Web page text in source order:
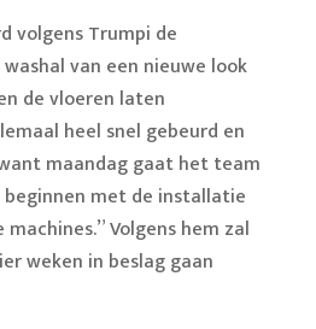
volgens Trumpi de
van een nieuwe look
de vloeren laten
heel snel gebeurd en
maandag gaat het team
beginnen met de installatie
Volgens hem zal
weken in beslag gaan